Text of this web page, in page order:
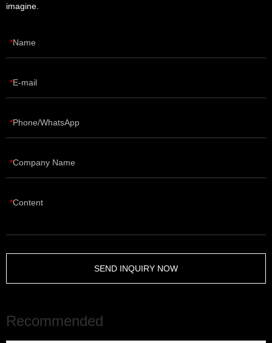
imagine.
Name
E-mail
Phone/WhatsApp
Company Name
Content
SEND INQUIRY NOW
Recommended